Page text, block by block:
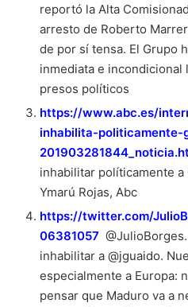
reportó la Alta
arresto de Roberto
de por sí tensa. El Grupo
inmediata e
presos políticos
https://www.abc.es/
inhabilita-politicamente-
inhabilitar políticamente a
Ymarú Rojas, Abc
https://twitter.com/
06381057
inhabilitar a @jguaido.
especialmente a Europa:
pensar que Maduro va a